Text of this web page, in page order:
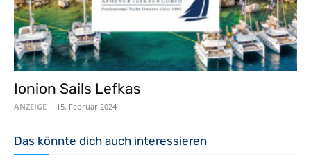
Ionion Sails Lefkas
ANZEIGE - 15. Februar 2024
Das könnte dich auch interessieren